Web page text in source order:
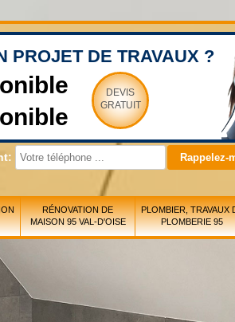
PROJET DE TRAVAUX ?
DEVIS
GRATUIT
RÉNOVATION DE
MAISON 95 VAL-D'OISE
PLOMBIER, TRAVAUX
PLOMBERIE 95